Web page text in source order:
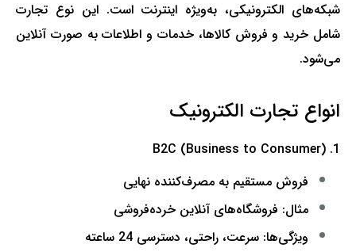
شبکه‌های الکترونیکی، به‌ویژه اینترنت است. این نوع تجارت
شامل خرید و فروش کالاها، خدمات و اطلاعات به صورت آنلاین
می‌شود.
انواع تجارت الکترونیک
1. B2C (Business to Consumer)
فروش مستقیم به مصرف‌کننده نهایی
مثال: فروشگاه‌های آنلاین خرده‌فروشی
ویژگی‌ها: سرعت، راحتی، دسترسی 24 ساعته